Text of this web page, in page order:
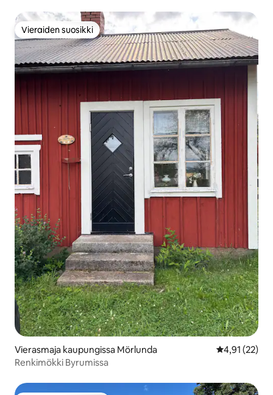
Vieraiden suosikki
Vieraiden suosikki
Vierasmaja kaupungissa Mörlunda
4,91 (22)
Renkimökki Byrumissa